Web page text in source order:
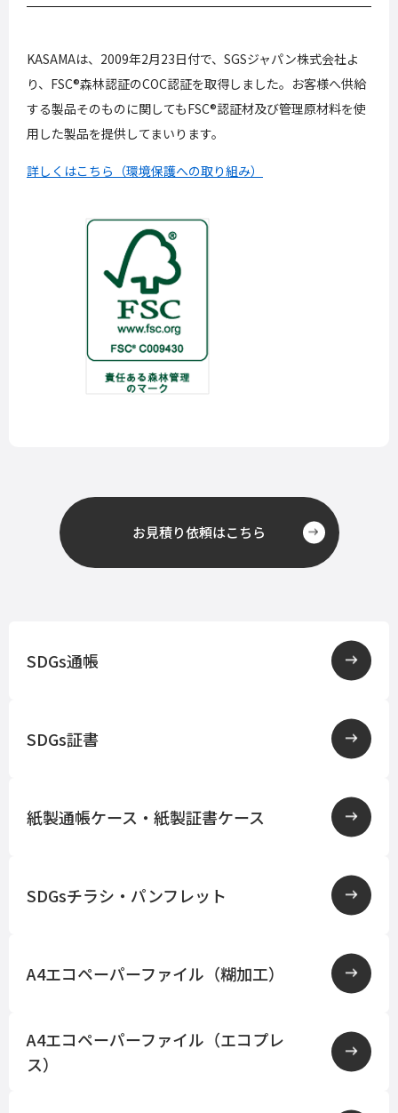
KASAMAは、2009年2月23日付で、SGSジャパン株式会社よ
り、FSC®森林認証のCOC認証を取得しました。お客様へ供給
する製品そのものに関してもFSC®認証材及び管理原材料を使
用した製品を提供してまいります。
詳しくはこちら（環境保護への取り組み）
お見積り依頼はこちら
SDGs通帳
SDGs証書
紙製通帳ケース・紙製証書ケース
SDGsチラシ・パンフレット
A4エコペーパーファイル（糊加工）
A4エコペーパーファイル（エコプレ
ス）